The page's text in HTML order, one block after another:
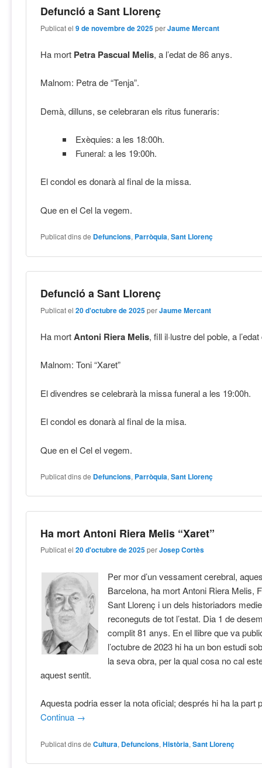
Defunció a Sant Llorenç
Publicat el9 de novembre de 2025 perJaume Mercant
Ha mort Petra Pascual Melis, a l’edat de 86 anys.
Malnom: Petra de “Tenja”.
Demà, dilluns, se celebraran els ritus funeraris:
Exèquies: a les 18:00h.
Funeral: a les 19:00h.
El condol es donarà al final de la missa.
Que en el Cel la vegem.
Publicat dins de Defuncions, Parròquia,Sant Llorenç
Defunció a Sant Llorenç
Publicat el20 d'octubre de 2025 perJaume Mercant
Ha mort Antoni Riera Melis, fill il·lustre del poble, a
Malnom: Toni “Xaret”
El divendres se celebrarà la missa funeral a les 19:00h.
El condol es donarà al final de la misa.
Que en el Cel el vegem.
Publicat dins de Defuncions, Parròquia,Sant Llorenç
Ha mort Antoni Riera Melis “Xaret”
Publicat el20 d'octubre de 2025 perJosep Cortès
Per mor d’un vessament cerebral,
Barcelona, ha mort Antoni Riera Melis,
Sant Llorenç i un dels historiadors
reconeguts de tot l’estat. Dia 1 de
complit 81 anys. En el llibre que va
l’octubre de 2023 hi ha un bon estudi
la seva obra, per la qual cosa no cal
aquest sentit.
Aquesta podria esser la nota oficial; després hi ha la part
Continua →
Publicat dins de Cultura, Defuncions,Història,Sant Llorenç